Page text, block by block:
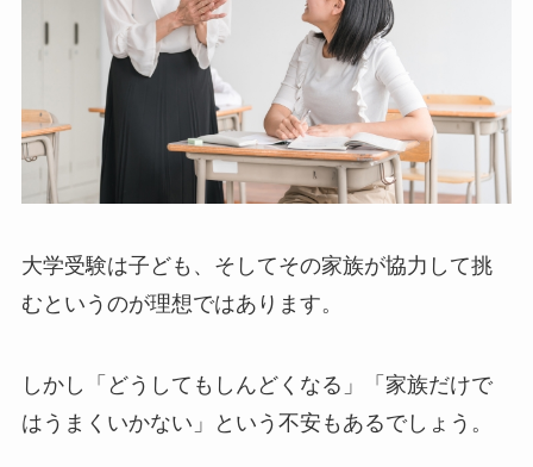
大学受験は子ども、そしてその家族が協力して挑
むというのが理想ではあります。
しかし「どうしてもしんどくなる」「家族だけで
はうまくいかない」という不安もあるでしょう。